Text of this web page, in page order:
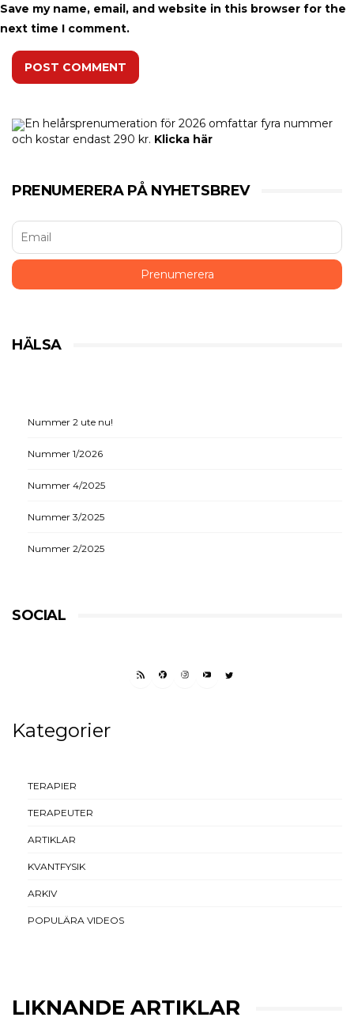
Save my name, email, and website in this browser for the
next time I comment.
POST COMMENT
En helårsprenumeration för 2026 omfattar fyra nummer
och kostar endast 290 kr. Klicka här
PRENUMERERA PÅ NYHETSBREV
HÄLSA
Nummer 2 ute nu!
Nummer 1/2026
Nummer 4/2025
Nummer 3/2025
Nummer 2/2025
SOCIAL
RSS FEEDFACEBOOK
INSTAGRAM
YOUTUBETWITTER
Kategorier
TERAPIER
TERAPEUTER
ARTIKLAR
KVANTFYSIK
ARKIV
POPULÄRA VIDEOS
LIKNANDE ARTIKLAR